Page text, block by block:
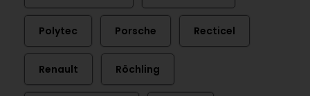
Polytec Porsche Recticel
Renault Röchling